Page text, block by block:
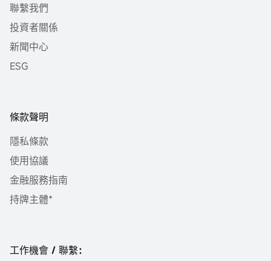
聯繫我們
投資者關係
新聞中心
ESG
條款聲明
隱私條款
使用協議
金融服務指南
持牌主體*
工作機會 / 聯繫：